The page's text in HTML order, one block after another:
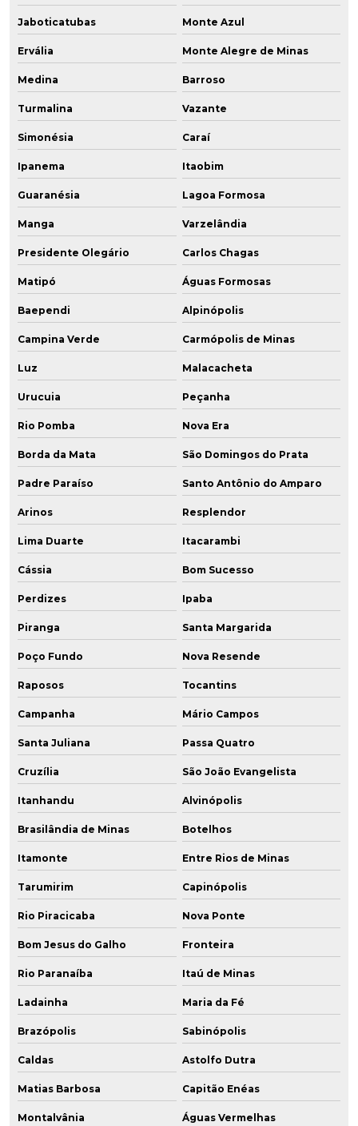
Jaboticatubas Monte Azul
Ervália Monte Alegre de Minas
Medina Barroso
Turmalina Vazante
Simonésia Caraí
Ipanema Itaobim
Guaranésia Lagoa Formosa
Manga Varzelândia
Presidente Olegário Carlos Chagas
Matipó Águas Formosas
Baependi Alpinópolis
Campina Verde Carmópolis de Minas
Luz Malacacheta
Urucuia Peçanha
Rio Pomba Nova Era
Borda da Mata São Domingos do Prata
Padre Paraíso Santo Antônio do Amparo
Arinos Resplendor
Lima Duarte Itacarambi
Cássia Bom Sucesso
Perdizes Ipaba
Piranga Santa Margarida
Poço Fundo Nova Resende
Raposos Tocantins
Campanha Mário Campos
Santa Juliana Passa Quatro
Cruzília São João Evangelista
Itanhandu Alvinópolis
Brasilândia de Minas Botelhos
Itamonte Entre Rios de Minas
Tarumirim Capinópolis
Rio Piracicaba Nova Ponte
Bom Jesus do Galho Fronteira
Rio Paranaíba Itaú de Minas
Ladainha Maria da Fé
Brazópolis Sabinópolis
Caldas Astolfo Dutra
Matias Barbosa Capitão Enéas
Montalvânia Águas Vermelhas